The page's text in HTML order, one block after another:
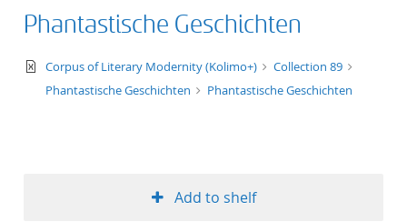
Phantastische Geschichten
text/xml
Corpus of Literary Modernity (Kolimo+)
Collection 89
Phantastische Geschichten
Phantastische Geschichten
Add to shelf